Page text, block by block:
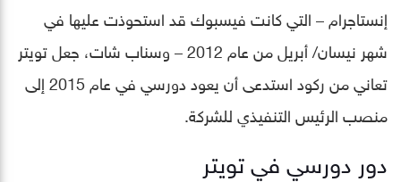
إنستاجرام – التي كانت فيسبوك قد استحوذت عليها في
شهر نيسان/ أبريل من عام 2012 – وسناب شات، جعل تويتر
تعاني من ركود استدعى أن يعود دورسي في عام 2015 إلى
منصب الرئيس التنفيذي للشركة.
دور دورسي في تويتر